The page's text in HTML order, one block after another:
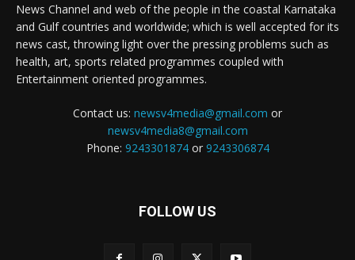
News Channel and web of the people in the coastal Karnataka
and Gulf countries and worldwide; which is well accepted for its
news cast, throwing light over the pressing problems such as
health, art, sports related programmes coupled with
Entertainment oriented programmes.
Contact us: newsv4media@gmail.com or
newsv4media8@gmail.com
Phone: 9243301874or 9243306874
FOLLOW US